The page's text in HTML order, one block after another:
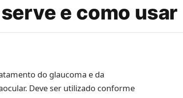
e como usar
do glaucoma e da
Deve ser utilizado conforme